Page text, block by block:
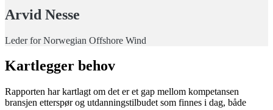
Arvid Nesse
Leder for Norwegian Offshore Wind
Kartlegger behov
Rapporten har kartlagt om det er et gap mellom kompetansen
bransjen etterspør og utdanningstilbudet som finnes i dag, både